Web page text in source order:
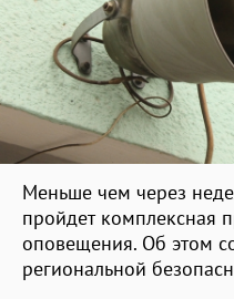
Меньше чем через
пройдет комплексная
оповещения. Об этом
региональной